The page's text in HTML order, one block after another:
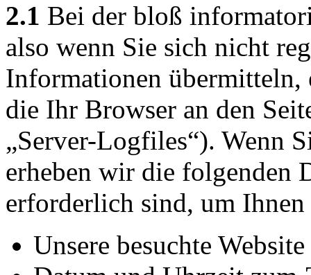
2.1 Bei der bloß
also wenn Sie sich nicht
Informationen übermitteln,
die Ihr Browser an den
„Server-Logfiles“). Wenn
erheben wir die folgenden
erforderlich sind, um Ihnen
Unsere besuchte Website